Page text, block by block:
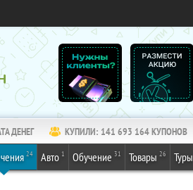
ДЕНЕГ КУПИЛИ: 141 693 164КУПОНОВ
24 Авто 1 Обучение 31 Товары 26 Туры